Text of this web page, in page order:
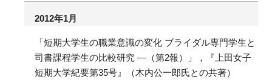
2012年1月
「短期大学生の職業意識の変化 ブライダル専門学生と
司書課程学生の比較研究 ―（第2報）」，『上田女子
短期大学紀要第35号』（木内公一郎氏との共著）